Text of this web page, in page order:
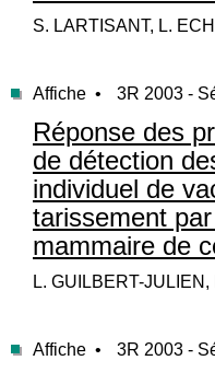
S. LARTISANT, L.
Affiche • 3R 2003 -
Réponse des
de détection
individuel de
tarissement
mammaire de
L. GUILBERT-
Affiche • 3R 2003 -